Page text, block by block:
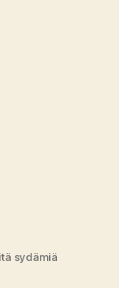
sydämiä